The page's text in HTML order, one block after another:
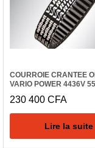
COURROIE CRANTEE
VARIO POWER 4436V
230 400 CFA
Lire la suite